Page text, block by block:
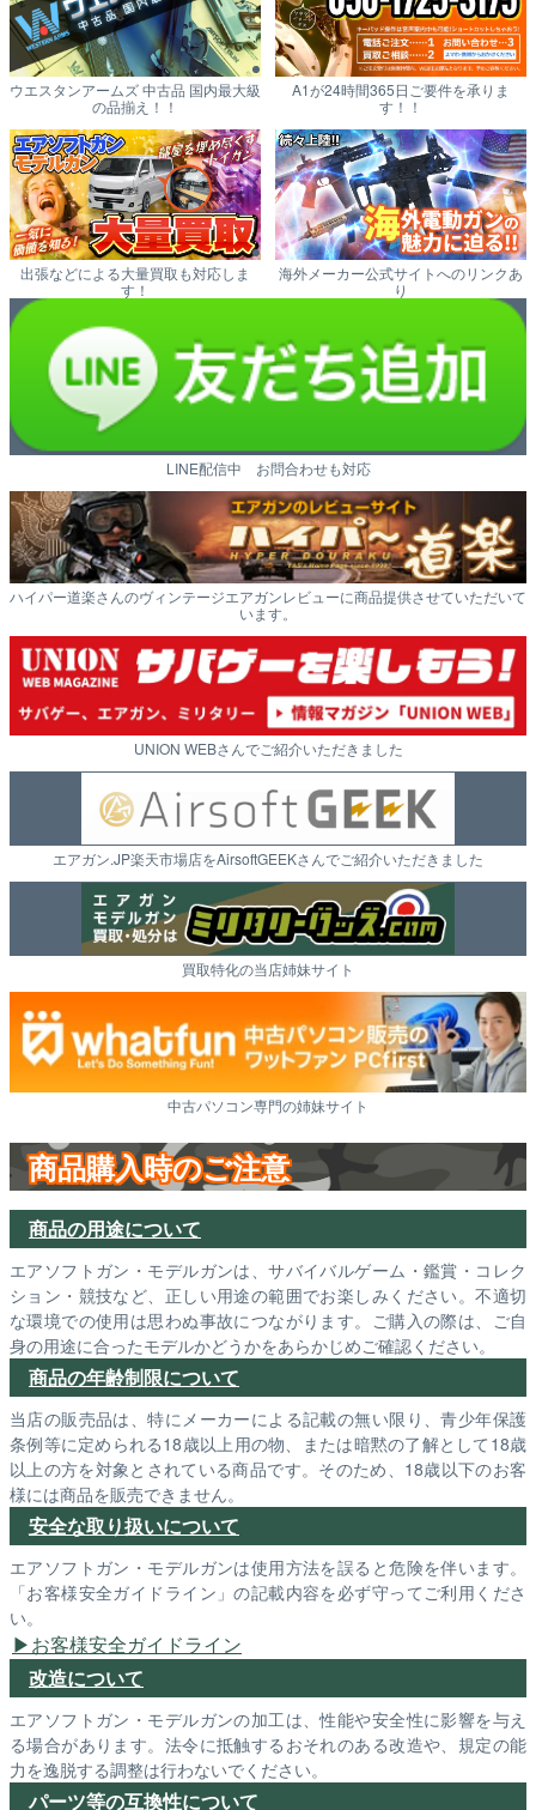
ウエスタンアームズ 中古品 国内最大級
の品揃え！！
A1が24時間365日ご要件を承りま
す！！
出張などによる大量買取も対応しま
す！
海外メーカー公式サイトへのリンクあ
り
LINE配信中 お問合わせも対応
ハイパー道楽さんのヴィンテージエアガンレビューに商品提供させていただいて
います。
UNION WEBさんでご紹介いただきました
エアガン.JP楽天市場店をAirsoftGEEKさんでご紹介いただきました
買取特化の当店姉妹サイト
中古パソコン専門の姉妹サイト
商品購入時のご注意
商品の用途について
エアソフトガン・モデルガンは、サバイバルゲーム・鑑賞・コレク
ション・競技など、正しい用途の範囲でお楽しみください。不適切
な環境での使用は思わぬ事故につながります。ご購入の際は、ご自
身の用途に合ったモデルかどうかをあらかじめご確認ください。
商品の年齢制限について
当店の販売品は、特にメーカーによる記載の無い限り、青少年保護
条例等に定められる18歳以上用の物、または暗黙の了解として18歳
以上の方を対象とされている商品です。そのため、18歳以下のお客
様には商品を販売できません。
安全な取り扱いについて
エアソフトガン・モデルガンは使用方法を誤ると危険を伴います。
「お客様安全ガイドライン」の記載内容を必ず守ってご利用くださ
い。
お客様安全ガイドライン
改造について
エアソフトガン・モデルガンの加工は、性能や安全性に影響を与え
る場合があります。法令に抵触するおそれのある改造や、規定の能
力を逸脱する調整は行わないでください。
パーツ等の互換性について